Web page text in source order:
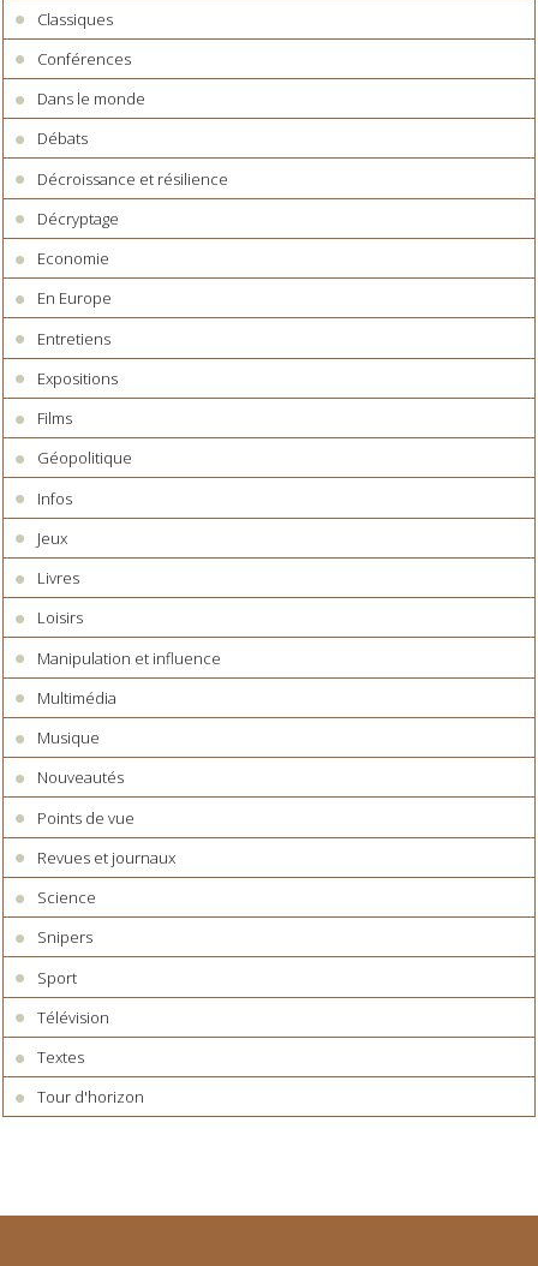
Classiques
Conférences
Dans le monde
Débats
Décroissance et résilience
Décryptage
Economie
En Europe
Entretiens
Expositions
Films
Géopolitique
Infos
Jeux
Livres
Loisirs
Manipulation et influence
Multimédia
Musique
Nouveautés
Points de vue
Revues et journaux
Science
Snipers
Sport
Télévision
Textes
Tour d'horizon